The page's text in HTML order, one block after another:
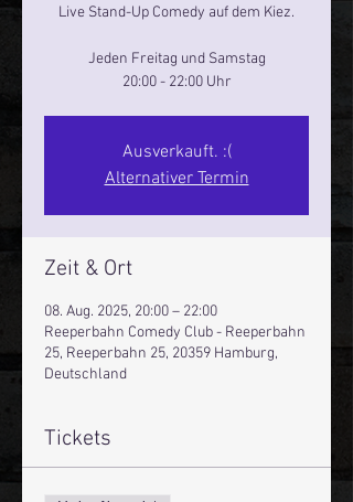
Live Stand-Up Comedy auf dem Kiez.
Jeden Freitag und Samstag
20:00 - 22:00 Uhr
Ausverkauft. :(
Alternativer Termin
Zeit & Ort
08. Aug. 2025, 20:00 – 22:00
Reeperbahn Comedy Club - Reeperbahn
25, Reeperbahn 25, 20359 Hamburg,
Deutschland
Tickets